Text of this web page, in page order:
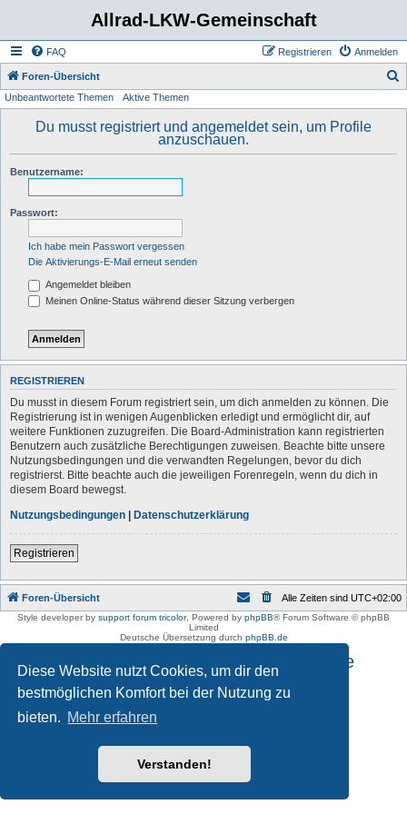
Diese Website nutzt Cookies, um dir den
bestmöglichen Komfort bei der Nutzung zu
bieten. Mehr erfahren
Verstanden!
Allrad-LKW-Gemeinschaft
FAQ Anmelden
Registrieren
Foren-Übersicht
Unbeantwortete Themen Aktive Themen
Du musst registriert und angemeldet sein, um Profile
anzuschauen.
Benutzername:
Passwort:
Ich habe mein Passwort vergessen
Die Aktivierungs-E-Mail erneut senden
Angemeldet bleiben
Meinen Online-Status während dieser Sitzung verbergen
REGISTRIEREN
Du musst in diesem Forum registriert sein, um dich anmelden zu können. Die
Registrierung ist in wenigen Augenblicken erledigt und ermöglicht dir, auf
weitere Funktionen zuzugreifen. Die Board-Administration kann registrierten
Benutzern auch zusätzliche Berechtigungen zuweisen. Beachte bitte unsere
Nutzungsbedingungen und die verwandten Regelungen, bevor du dich
registrierst. Bitte beachte auch die jeweiligen Forenregeln, wenn du dich in
diesem Board bewegst.
Nutzungsbedingungen | Datenschutzerklärung
Registrieren
Foren-Übersicht Alle Zeiten sind UTC+02:00
Style developer by support forum tricolor, Powered by phpBB® Forum Software © phpBB
Limited
Deutsche Übersetzung durch phpBB.de
Impressum und Datenschutzhinweise